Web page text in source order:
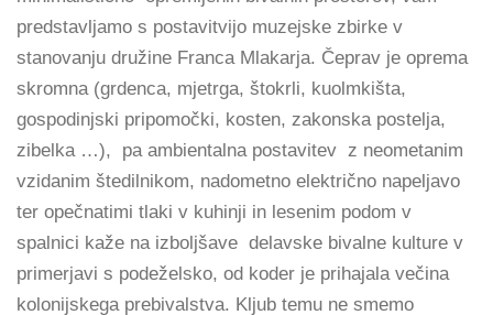
predstavljamo s postavitvijo muzejske zbirke v
stanovanju družine Franca Mlakarja. Čeprav je oprema
skromna (grdenca, mjetrga, štokrli, kuolmkišta,
gospodinjski pripomočki, kosten, zakonska postelja,
zibelka …), pa ambientalna postavitev z neometanim
vzidanim štedilnikom, nadometno električno napeljavo
ter opečnatimi tlaki v kuhinji in lesenim podom v
spalnici kaže na izboljšave delavske bivalne kulture v
primerjavi s podeželsko, od koder je prihajala večina
kolonijskega prebivalstva. Kljub temu ne smemo